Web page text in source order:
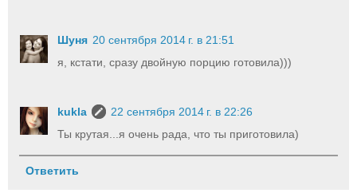
Шуня 20 сентября 2014 г. в 21:51
я, кстати, сразу двойную порцию готовила)))
kukla
22 сентября 2014 г. в 22:26
Ты крутая...я очень рада, что ты приготовила)
Ответить